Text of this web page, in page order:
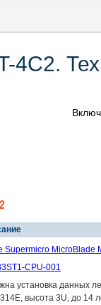
4C2.
Supermicro MicroBlade
CPU-001
установка данных
высота 3U, до 14